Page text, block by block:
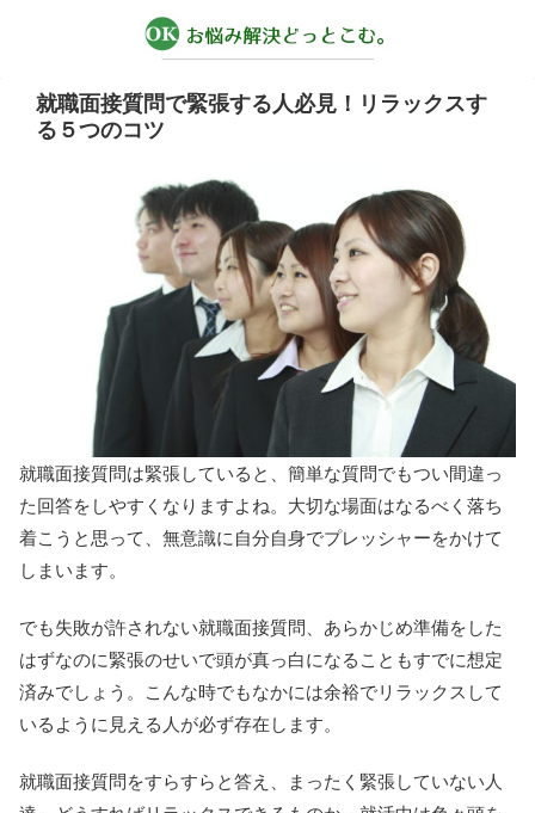
就職面接質問で緊張する人必見！リラックスす
る５つのコツ
就職面接質問は緊張していると、簡単な質問でもつい間違っ
た回答をしやすくなりますよね。大切な場面はなるべく落ち
着こうと思って、無意識に自分自身でプレッシャーをかけて
しまいます。
でも失敗が許されない就職面接質問、あらかじめ準備をした
はずなのに緊張のせいで頭が真っ白になることもすでに想定
済みでしょう。こんな時でもなかには余裕でリラックスして
いるように見える人が必ず存在します。
就職面接質問をすらすらと答え、まったく緊張していない人